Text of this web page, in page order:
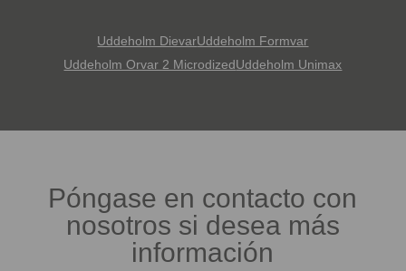
Uddeholm DievarUddeholm Formvar
Uddeholm Orvar 2 MicrodizedUddeholm Unimax
Póngase en contacto con
nosotros si desea más
información